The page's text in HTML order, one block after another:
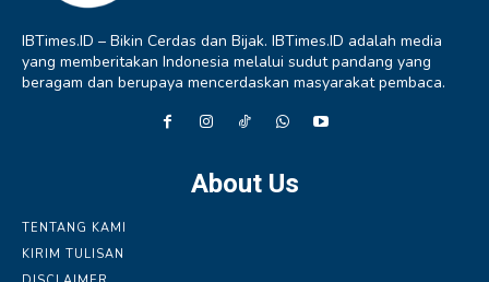
IBTimes.ID – Bikin Cerdas dan Bijak. IBTimes.ID adalah media
yang memberitakan Indonesia melalui sudut pandang yang
beragam dan berupaya mencerdaskan masyarakat pembaca.
About Us
TENTANG KAMI
KIRIM TULISAN